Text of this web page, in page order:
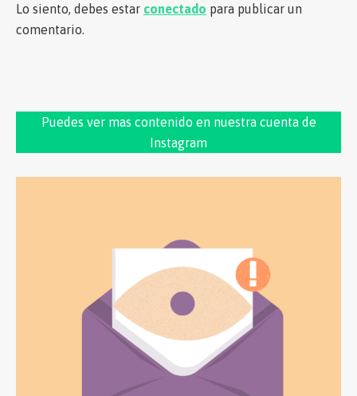
Lo siento, debes estar conectado para publicar un
comentario.
Puedes ver mas contenido en nuestra cuenta de
Instagram